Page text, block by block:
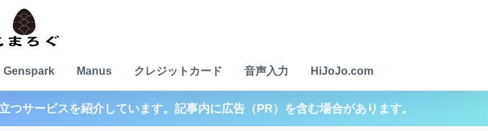
Genspark Manus クレジットカード 音声入力 HiJoJo.com
サービスを紹介しています。記事内に広告（PR）を含む場合があります。